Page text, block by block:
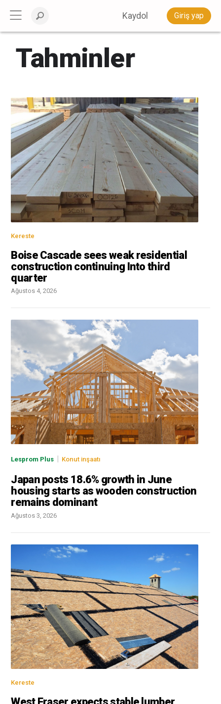
Kaydol Giriş yap
Tahminler
Kereste
Boise Cascade sees weak residential
construction continuing Into third
quarter
Ağustos 4, 2026
Lesprom Plus Konut inşaatı
Japan posts 18.6% growth in June
housing starts as wooden construction
remains dominant
Ağustos 3, 2026
Kereste